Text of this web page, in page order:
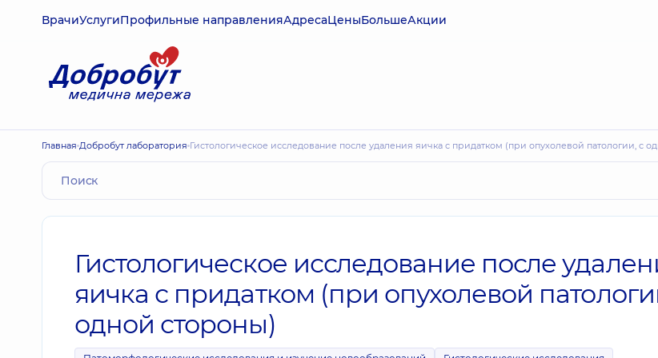
ВрачиУслугиПрофильные направленияАдресаЦеныБольшеАкции
Главная Добробут лаборатория Гистологическое исследование после удаления яичка с придатком (при опухолевой патологии, с
Гистологическое исследование после
яичка с придатком (при опухолевой
одной стороны)